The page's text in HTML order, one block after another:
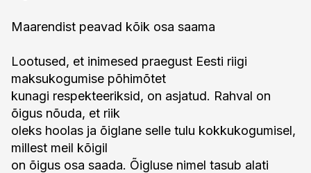
Maarendist peavad kõik osa saama
Lootused, et inimesed praegust Eesti riigi
maksukogumise põhimõtet
kunagi respekteeriksid, on asjatud. Rahval on
õigus nõuda, et riik
oleks hoolas ja õiglane selle tulu kokkukogumisel,
millest meil kõigil
on õigus osa saada. Õigluse nimel tasub alati